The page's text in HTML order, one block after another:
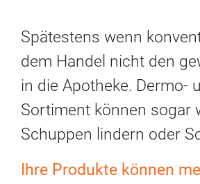
Spätestens wenn
dem Handel nicht den
in die Apotheke. Dermo-
Sortiment können sogar
Schuppen lindern oder
Ihre Produkte können